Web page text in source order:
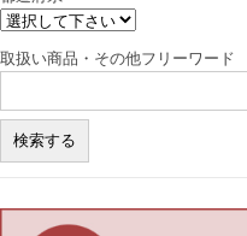
取扱い商品・その他フリーワード